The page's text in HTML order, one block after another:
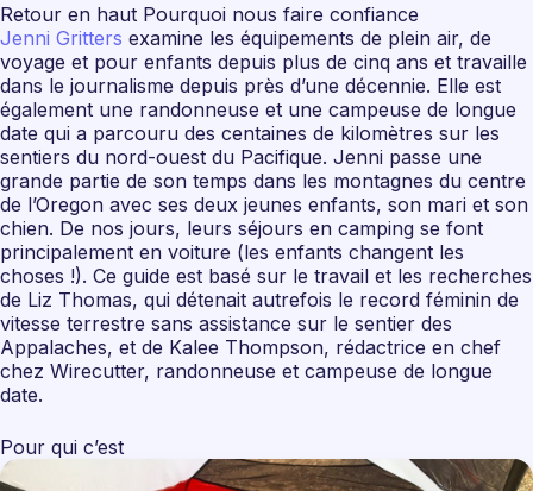
Retour en haut Pourquoi nous faire confiance
Jenni Gritters examine les équipements de plein air, de
voyage et pour enfants depuis plus de cinq ans et travaille
dans le journalisme depuis près d’une décennie. Elle est
également une randonneuse et une campeuse de longue
date qui a parcouru des centaines de kilomètres sur les
sentiers du nord-ouest du Pacifique. Jenni passe une
grande partie de son temps dans les montagnes du centre
de l’Oregon avec ses deux jeunes enfants, son mari et son
chien. De nos jours, leurs séjours en camping se font
principalement en voiture (les enfants changent les
choses !). Ce guide est basé sur le travail et les recherches
de Liz Thomas, qui détenait autrefois le record féminin de
vitesse terrestre sans assistance sur le sentier des
Appalaches, et de Kalee Thompson, rédactrice en chef
chez Wirecutter, randonneuse et campeuse de longue
date.
Pour qui c’est